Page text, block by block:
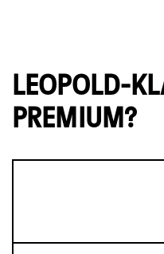
LEOPOLD-
PREMIUM?